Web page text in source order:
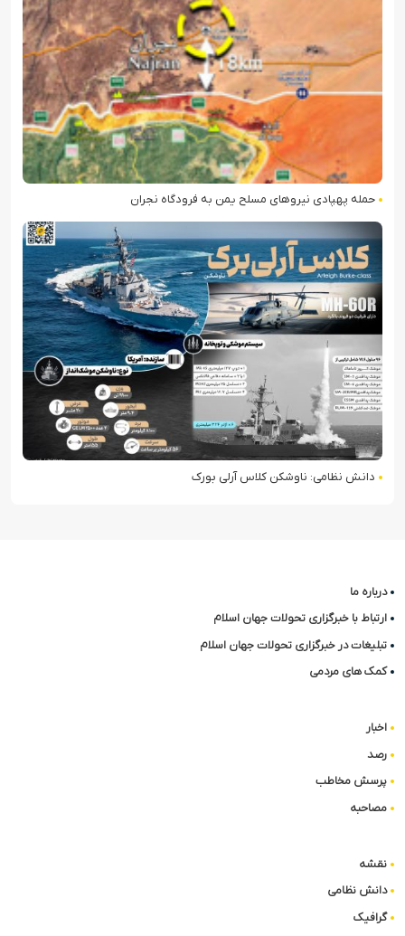
حمله پهپادی نیروهای مسلح یمن به فرودگاه نجران
دانش نظامی: ناوشکن کلاس آرلی بورک
درباره ما
ارتباط با خبرگزاری تحولات جهان اسلام
تبلیغات در خبرگزاری تحولات جهان اسلام
کمک های مردمی
اخبار
رصد
پرسش مخاطب
مصاحبه
نقشه
دانش نظامی
گرافیک